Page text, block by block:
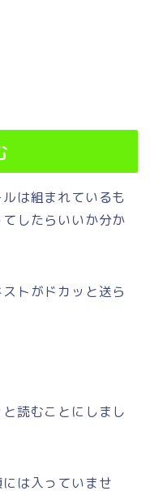
は組まれているも
したらいいか分か
トがドカッと送ら
読むことにしまし
は入っていませ